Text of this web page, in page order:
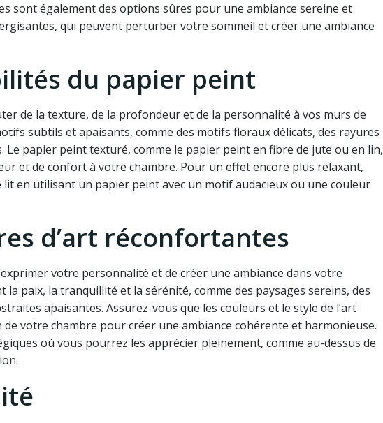
sont également des options sûres pour une ambiance sereine et
qui peuvent perturber votre sommeil et créer une ambiance
du papier peint
de la texture, de la profondeur et de la personnalité à vos murs de
subtils et apaisants, comme des motifs floraux délicats, des rayures
Le papier peint texturé, comme le papier peint en fibre de jute ou en lin,
et de confort à votre chambre. Pour un effet encore plus relaxant,
lit en utilisant un papier peint avec un motif audacieux ou une couleur
d’art réconfortantes
votre personnalité et de créer une ambiance dans votre
la paix, la tranquillité et la sérénité, comme des paysages sereins, des
apaisantes. Assurez-vous que les couleurs et le style de l’art
de votre chambre pour créer une ambiance cohérente et harmonieuse.
où vous pourrez les apprécier pleinement, comme au-dessus de